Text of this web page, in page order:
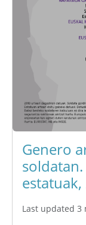
Genero
estatuak,
Last updated 3